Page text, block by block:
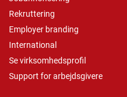
Rekruttering
Employer branding
International
Se virksomhedsprofil
Support for arbejdsgivere